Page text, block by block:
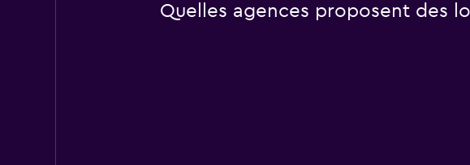
Quelles agences proposent des